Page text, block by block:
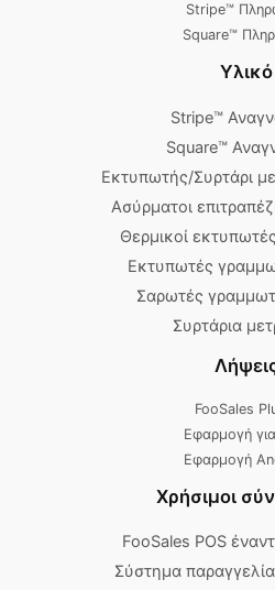
Stripe™
Square™
Υλικό
Stripe™
Square™
Εκτυπωτής/Συρτάρι
Ασύρματοι
Θερμικοί
Εκτυπωτές
Σαρωτές
Συρτάρια
FooSales
Εφαρμογή
Εφαρμογή
Χρήσιμοι
FooSales POS
Σύστημα